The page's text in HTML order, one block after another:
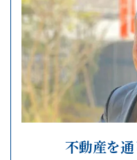
不動産を